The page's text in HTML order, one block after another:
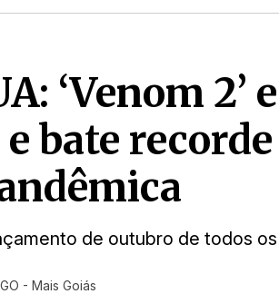
‘Venom 2’
bate
de outubro de todos
- Mais Goiás